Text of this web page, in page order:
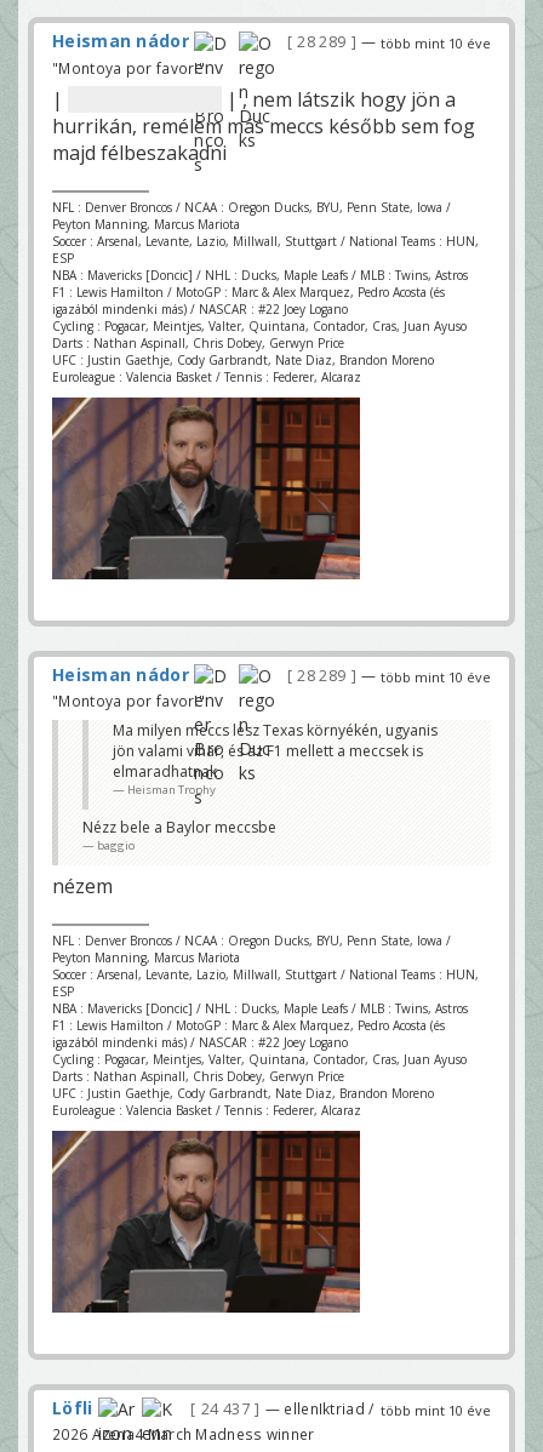
több mint 10 éve
Heisman nádor 28 289
—
"Montoya por favor!"
|
| , nem látszik hogy jön a
hurrikán, remélem más meccs később sem fog
majd félbeszakadni
NFL : Denver Broncos / NCAA : Oregon Ducks, BYU, Penn State, Iowa /
Peyton Manning, Marcus Mariota
Soccer : Arsenal, Levante, Lazio, Millwall, Stuttgart / National Teams : HUN,
ESP
NBA : Mavericks [Doncic] / NHL : Ducks, Maple Leafs / MLB : Twins, Astros
F1 : Lewis Hamilton / MotoGP : Marc & Alex Marquez, Pedro Acosta (és
igazából mindenki más) / NASCAR : #22 Joey Logano
Cycling : Pogacar, Meintjes, Valter, Quintana, Contador, Cras, Juan Ayuso
Darts : Nathan Aspinall, Chris Dobey, Gerwyn Price
UFC : Justin Gaethje, Cody Garbrandt, Nate Diaz, Brandon Moreno
Euroleague : Valencia Basket / Tennis : Federer, Alcaraz
több mint 10 éve
Heisman nádor 28 289
—
"Montoya por favor!"
Ma milyen meccs lesz Texas környékén, ugyanis
jön valami vihar, és az F1 mellett a meccsek is
elmaradhatnak
Heisman Trophy
Nézz bele a Baylor meccsbe
baggio
nézem
NFL : Denver Broncos / NCAA : Oregon Ducks, BYU, Penn State, Iowa /
Peyton Manning, Marcus Mariota
Soccer : Arsenal, Levante, Lazio, Millwall, Stuttgart / National Teams : HUN,
ESP
NBA : Mavericks [Doncic] / NHL : Ducks, Maple Leafs / MLB : Twins, Astros
F1 : Lewis Hamilton / MotoGP : Marc & Alex Marquez, Pedro Acosta (és
igazából mindenki más) / NASCAR : #22 Joey Logano
Cycling : Pogacar, Meintjes, Valter, Quintana, Contador, Cras, Juan Ayuso
Darts : Nathan Aspinall, Chris Dobey, Gerwyn Price
UFC : Justin Gaethje, Cody Garbrandt, Nate Diaz, Brandon Moreno
Euroleague : Valencia Basket / Tennis : Federer, Alcaraz
több mint 10 éve
Löfli 24 437
— ellenIktriad /
2026 Arena4 March Madness winner